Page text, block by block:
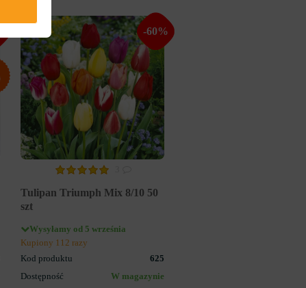
-60%
Tulipan Triumph Mix 8/10 50
szt
Wysyłamy od 5 września
Kupiony 112 razy
Kod produktu
625
Dostępność
W magazynie